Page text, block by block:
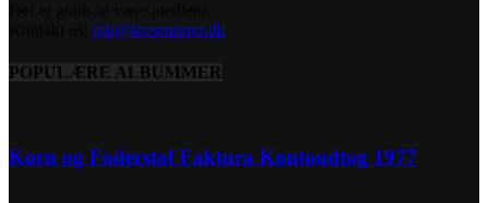
jok@lecseniorer.dk
POPULÆRE ALBUMMER
Korn og Foderstof Faktura Kontoudtog 1977